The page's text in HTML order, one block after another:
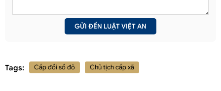
Tags: Cấp đổi sổ đỏ Chủ tịch cấp xã